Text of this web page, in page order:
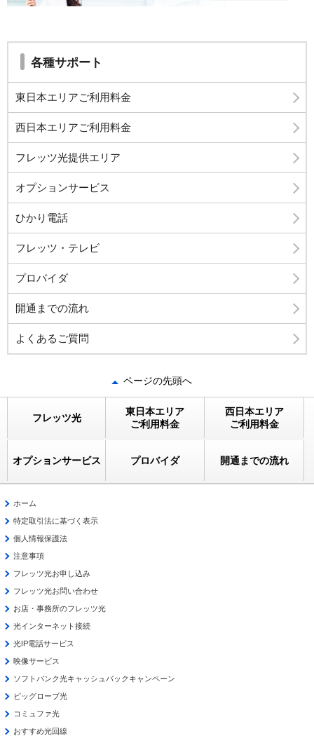
各種サポート
東日本エリアご利用料金
西日本エリアご利用料金
フレッツ光提供エリア
オプションサービス
ひかり電話
フレッツ・テレビ
プロバイダ
開通までの流れ
よくあるご質問
ページの先頭へ
フレッツ光
東日本エリア
ご利用料金
西日本エリア
ご利用料金
オプションサービス プロバイダ 開通までの流れ
ホーム
特定取引法に基づく表示
個人情報保護法
注意事項
フレッツ光お申し込み
フレッツ光お問い合わせ
お店・事務所のフレッツ光
光インターネット接続
光IP電話サービス
映像サービス
ソフトバンク光キャッシュバックキャンペーン
ビッグローブ光
コミュファ光
おすすめ光回線